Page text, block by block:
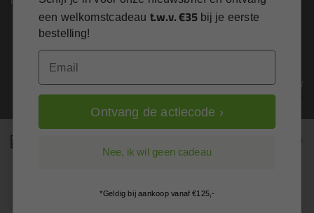
Alle prijzen zijn in EURO en excl. 21% BTW
wijzig naar incl. BTW
een welkomstcadeau t.w.v. €35 bij je eerste
bestelling!
Email
Ontvang de actiecode ›
Nee, ik wil geen cadeau
*Geldig bij aankoop vanaf €125,-